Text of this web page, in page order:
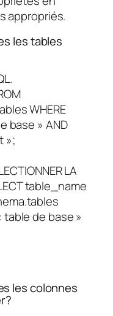
appropriés.
les tables
WHERE
base » AND
»;
LA
table_name
table de base »
les colonnes